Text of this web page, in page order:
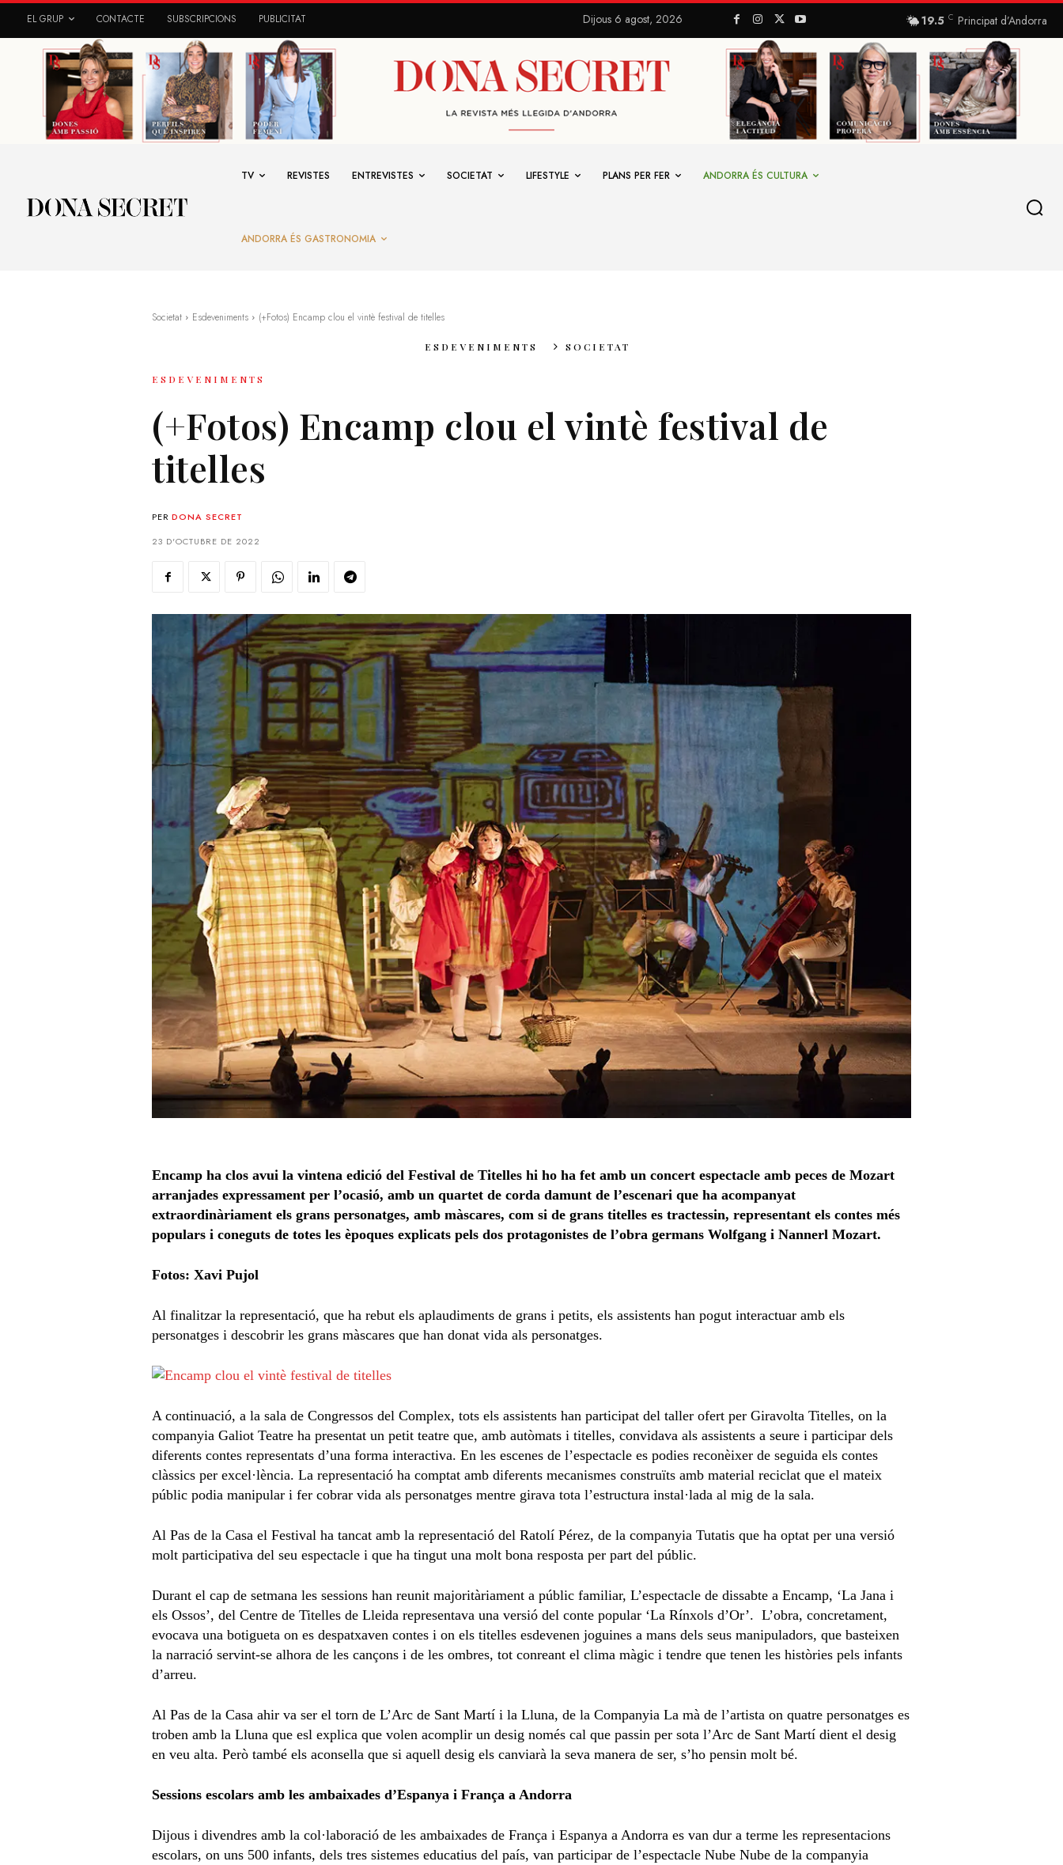
EL GRUP CONTACTE SUBSCRIPCIONS PUBLICITAT Dijous 6 agost, 2026 19.5 C Principat d’Andorra
TV REVISTES ENTREVISTES SOCIETAT LIFESTYLE PLANS PER FER ANDORRA ÉS CULTURA
ANDORRA ÉS GASTRONOMIA
Societat Esdeveniments (+Fotos) Encamp clou el vintè festival de titelles
ESDEVENIMENTS SOCIETAT
ESDEVENIMENTS
(+Fotos) Encamp clou el vintè festival de
titelles
PER DONA SECRET
23 D'OCTUBRE DE 2022
Encamp ha clos avui la vintena edició del Festival de Titelles hi ho ha fet amb un concert espectacle amb peces de Mozart
arranjades expressament per l’ocasió, amb un quartet de corda damunt de l’escenari que ha acompanyat
extraordinàriament els grans personatges, amb màscares, com si de grans titelles es tractessin, representant els contes més
populars i coneguts de totes les èpoques explicats pels dos protagonistes de l’obra germans Wolfgang i Nannerl Mozart.
Fotos: Xavi Pujol
Al finalitzar la representació, que ha rebut els aplaudiments de grans i petits, els assistents han pogut interactuar amb els
personatges i descobrir les grans màscares que han donat vida als personatges.
A continuació, a la sala de Congressos del Complex, tots els assistents han participat del taller ofert per Giravolta Titelles, on la
companyia Galiot Teatre ha presentat un petit teatre que, amb autòmats i titelles, convidava als assistents a seure i participar dels
diferents contes representats d’una forma interactiva. En les escenes de l’espectacle es podies reconèixer de seguida els contes
clàssics per excel·lència. La representació ha comptat amb diferents mecanismes construïts amb material reciclat que el mateix
públic podia manipular i fer cobrar vida als personatges mentre girava tota l’estructura instal·lada al mig de la sala.
Al Pas de la Casa el Festival ha tancat amb la representació del Ratolí Pérez, de la companyia Tutatis que ha optat per una versió
molt participativa del seu espectacle i que ha tingut una molt bona resposta per part del públic.
Durant el cap de setmana les sessions han reunit majoritàriament a públic familiar, L’espectacle de dissabte a Encamp, ‘La Jana i
els Ossos’, del Centre de Titelles de Lleida representava una versió del conte popular ‘La Rínxols d’Or’. L’obra, concretament,
evocava una botigueta on es despatxaven contes i on els titelles esdevenen joguines a mans dels seus manipuladors, que basteixen
la narració servint-se alhora de les cançons i de les ombres, tot conreant el clima màgic i tendre que tenen les històries pels infants
d’arreu.
Al Pas de la Casa ahir va ser el torn de L’Arc de Sant Martí i la Lluna, de la Companyia La mà de l’artista on quatre personatges es
troben amb la Lluna que esl explica que volen acomplir un desig només cal que passin per sota l’Arc de Sant Martí dient el desig
en veu alta. Però també els aconsella que si aquell desig els canviarà la seva manera de ser, s’ho pensin molt bé.
Sessions escolars amb les ambaixades d’Espanya i França a Andorra
Dijous i divendres amb la col·laboració de les ambaixades de França i Espanya a Andorra es van dur a terme les representacions
escolars, on uns 500 infants, dels tres sistemes educatius del país, van participar de l’espectacle Nube Nube de la companyia